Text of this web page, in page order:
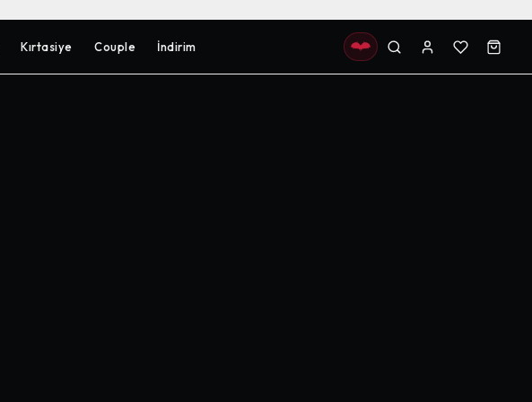
Kırtasiye Couple İndirim